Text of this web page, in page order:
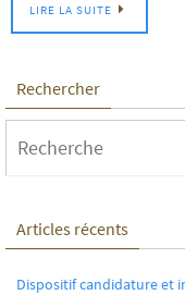
LIRE LA SUITE
Rechercher
Articles récents
Dispositif candidature et